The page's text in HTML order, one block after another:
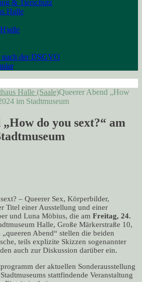
& Tierschutz
Halle
nach der DSGVO
Halle (Saale)Queerer Abend „How
im Stadtmuseum
do you sext?“ am
– Queerer Sex, Körperbilder,
Titel einer Ausstellung und einer
und Luna Möbius, die am Freitag, 24.
Halle, Große Märkerstraße 10,
Abend“ stellen die beiden
teils explizite Skizzen sogenannter
auch zur Diskussion darüber ein.
der aktuellen Sonderausstellung
stattfindende Veranstaltung